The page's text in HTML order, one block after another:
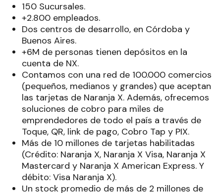
150 Sucursales.
+2.800 empleados.
Dos centros de desarrollo, en Córdoba y
Buenos Aires.
+6M de personas tienen depósitos en la
cuenta de NX.
Contamos con una red de 100.000 comercios
(pequeños, medianos y grandes) que aceptan
las tarjetas de Naranja X. Además, ofrecemos
soluciones de cobro para miles de
emprendedores de todo el país a través de
Toque, QR, link de pago, Cobro Tap y PIX.
Más de 10 millones de tarjetas habilitadas
(Crédito: Naranja X, Naranja X Visa, Naranja X
Mastercard y Naranja X American Express. Y
débito: Visa Naranja X).
Un stock promedio de más de 2 millones de